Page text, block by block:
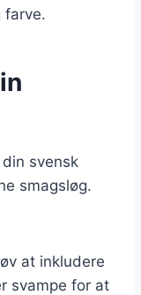
farve.
svensk
smagsløg.
at inkludere
svampe for at